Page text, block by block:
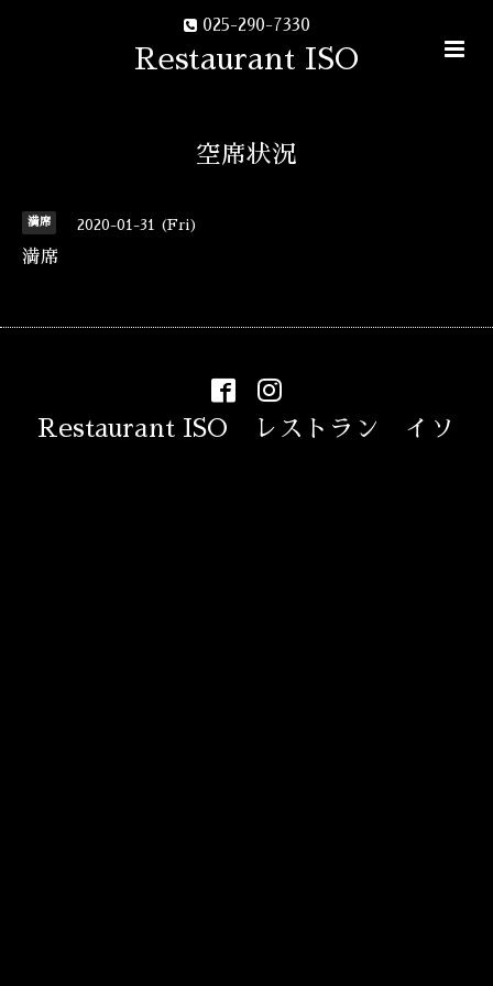
025-290-7330
Restaurant ISO
空席状況
満席 2020-01-31 (Fri)
満席
Restaurant ISO レストラン イソ